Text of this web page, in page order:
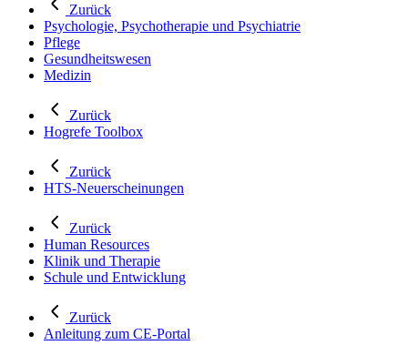
Zurück
Psychologie, Psychotherapie und Psychiatrie
Pflege
Gesundheitswesen
Medizin
Zurück
Hogrefe Toolbox
Zurück
HTS-Neuerscheinungen
Zurück
Human Resources
Klinik und Therapie
Schule und Entwicklung
Zurück
Anleitung zum CE-Portal